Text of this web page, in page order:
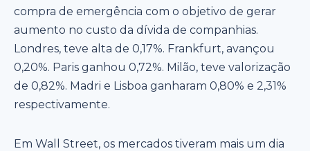
compra de emergência com o objetivo de gerar
aumento no custo da dívida de companhias.
Londres, teve alta de 0,17%. Frankfurt, avançou
0,20%. Paris ganhou 0,72%. Milão, teve valorização
de 0,82%. Madri e Lisboa ganharam 0,80% e 2,31%
respectivamente.
Em Wall Street, os mercados tiveram mais um dia